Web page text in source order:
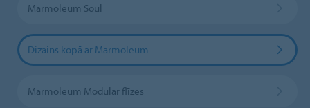
Marmoleum Soul
Dizains kopā ar Marmoleum
Marmoleum Modular flīzes